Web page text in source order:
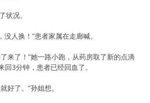
状况。
人换！”患者家属在走廊喊。
来了！”她一路小跑，从药房取了新的点滴
3分钟，患者已经回血了。
好了。”孙姐想。